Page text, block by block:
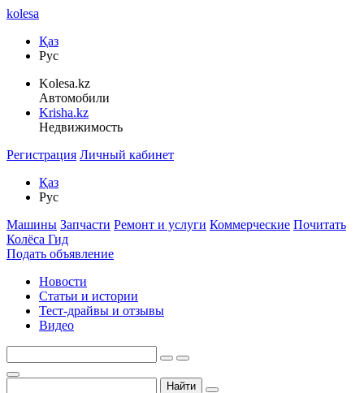
kolesa
Қаз
Рус
Kolesa.kz
Автомобили
Krisha.kz
Недвижимость
Регистрация Личный кабинет
Қаз
Рус
Машины Запчасти Ремонт и услуги Коммерческие Почитать
Колёса Гид
Подать объявление
Новости
Статьи и истории
Тест-драйвы и отзывы
Видео
Найти